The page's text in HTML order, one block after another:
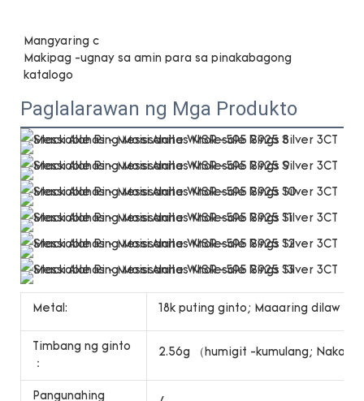
Makipag -ugnay sa amin para sa pinakabagong
Paglalarawan ng Mga Produkto
Metal: 18k puting ginto; Maaaring dilaw
Timbang ng ginto
：
2.56g （humigit -kumulang;
Pangunahing